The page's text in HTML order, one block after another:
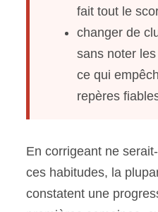
fait tout le
changer de
sans noter
ce qui
repères
En corrigeant ne
ces habitudes, la
constatent une